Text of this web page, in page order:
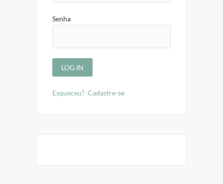
Senha
Esqueceu? Cadastre-se